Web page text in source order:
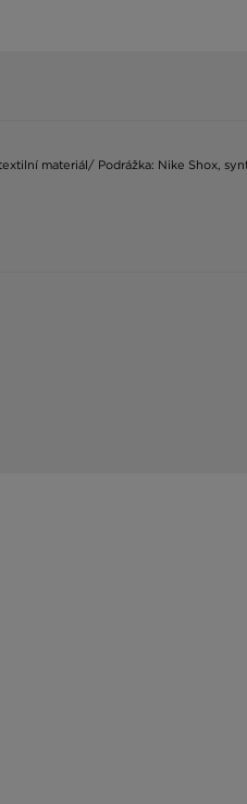
materiál/ Podrážka: Nike Shox,